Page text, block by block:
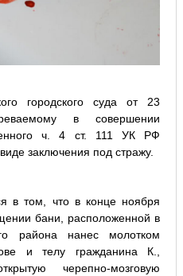
городского суда от 23
в совершении
ч. 4 ст. 111 УК РФ
заключения под стражу.
в том, что в конце ноября
бани, расположенной в
района нанес молотком
и телу гражданина К.,
черепно-мозговую